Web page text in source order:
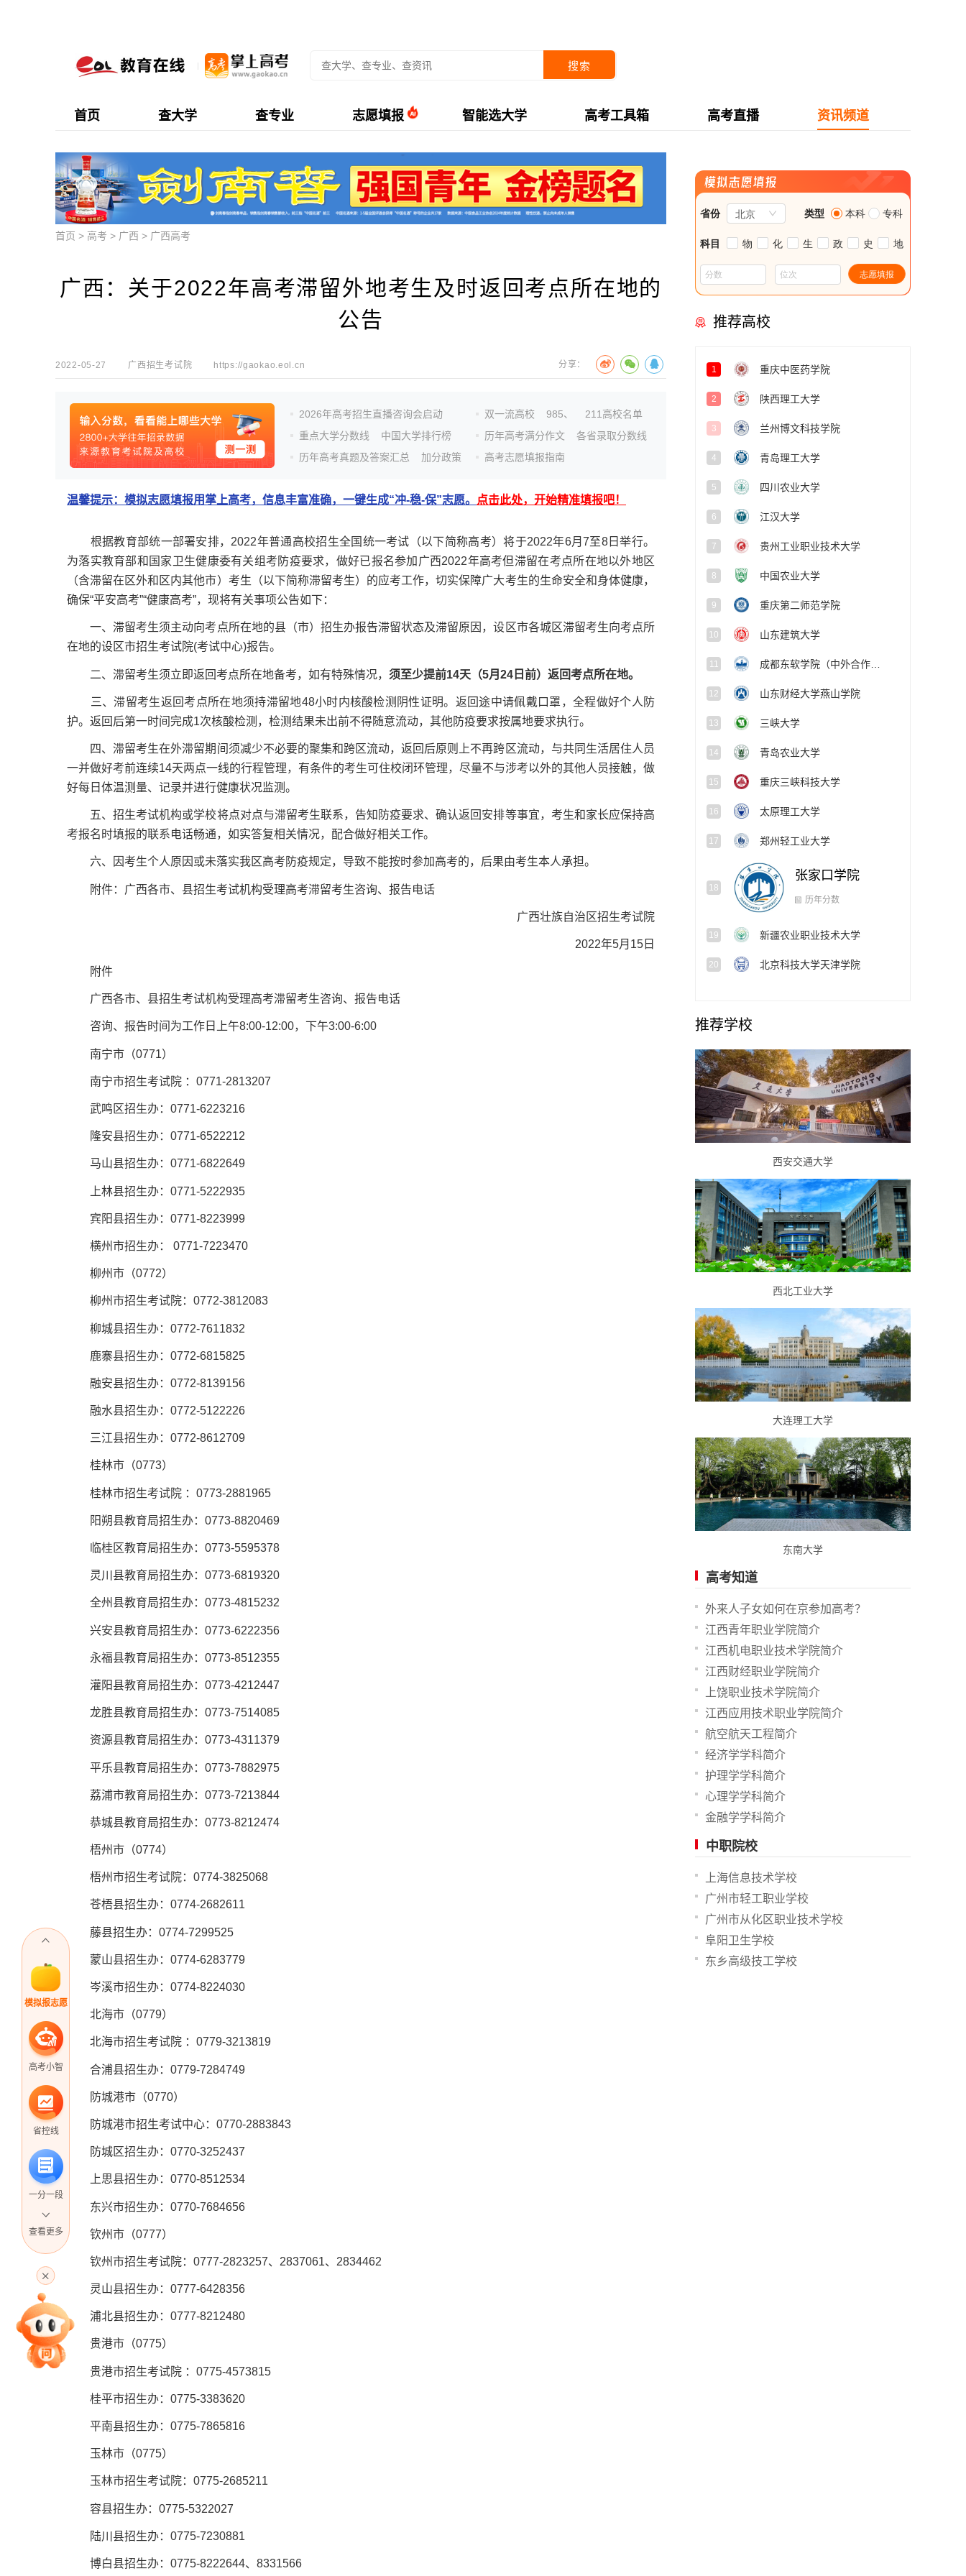
搜索
首页 查大学 查专业 志愿填报 智能选大学 高考工具箱 高考直播 资讯频道
模拟报志愿
高考小智
省控线
一分一段
专家指导课
查看更多
首页 > 高考 > 广西 > 广西高考
广西：关于2022年高考滞留外地考生及时返回考点所在地的
公告
2022-05-27 广西招生考试院 https://gaokao.eol.cn 分享：
2026年高考招生直播咨询会启动
重点大学分数线
中国大学排行榜
历年高考真题及答案汇总
加分政策
双一流高校 985、
211高校名单
历年高考满分作文
各省录取分数线
高考志愿填报指南
温馨提示：模拟志愿填报用掌上高考，信息丰富准确，一键生成“冲-稳-保”志愿。 点击此处，开始精准填报吧！
根据教育部统一部署安排，2022年普通高校招生全国统一考试（以下简称高考）将于2022年6月7至8日举行。
为落实教育部和国家卫生健康委有关组考防疫要求，做好已报名参加广西2022年高考但滞留在考点所在地以外地区
（含滞留在区外和区内其他市）考生（以下简称滞留考生）的应考工作，切实保障广大考生的生命安全和身体健康，
确保“平安高考”“健康高考”，现将有关事项公告如下：
一、滞留考生须主动向考点所在地的县（市）招生办报告滞留状态及滞留原因，设区市各城区滞留考生向考点所
在地的设区市招生考试院(考试中心)报告。
二、滞留考生须立即返回考点所在地备考，如有特殊情况， 须至少提前14天（5月24日前）返回考点所在地。
三、滞留考生返回考点所在地须持滞留地48小时内核酸检测阴性证明。返回途中请佩戴口罩，全程做好个人防
护。返回后第一时间完成1次核酸检测，检测结果未出前不得随意流动，其他防疫要求按属地要求执行。
四、滞留考生在外滞留期间须减少不必要的聚集和跨区流动，返回后原则上不再跨区流动，与共同生活居住人员
一并做好考前连续14天两点一线的行程管理，有条件的考生可住校闭环管理，尽量不与涉考以外的其他人员接触，做
好每日体温测量、记录并进行健康状况监测。
五、招生考试机构或学校将点对点与滞留考生联系，告知防疫要求、确认返回安排等事宜，考生和家长应保持高
考报名时填报的联系电话畅通，如实答复相关情况，配合做好相关工作。
六、因考生个人原因或未落实我区高考防疫规定，导致不能按时参加高考的，后果由考生本人承担。
附件：广西各市、县招生考试机构受理高考滞留考生咨询、报告电话
广西壮族自治区招生考试院
2022年5月15日
附件
广西各市、县招生考试机构受理高考滞留考生咨询、报告电话
咨询、报告时间为工作日上午8:00-12:00，下午3:00-6:00
南宁市（0771）
南宁市招生考试院 ：0771-2813207
武鸣区招生办：0771-6223216
隆安县招生办：0771-6522212
马山县招生办：0771-6822649
上林县招生办：0771-5222935
宾阳县招生办：0771-8223999
横州市招生办： 0771-7223470
柳州市（0772）
柳州市招生考试院：0772-3812083
柳城县招生办：0772-7611832
鹿寨县招生办：0772-6815825
融安县招生办：0772-8139156
融水县招生办：0772-5122226
三江县招生办：0772-8612709
桂林市（0773）
桂林市招生考试院 ：0773-2881965
阳朔县教育局招生办：0773-8820469
临桂区教育局招生办：0773-5595378
灵川县教育局招生办：0773-6819320
全州县教育局招生办：0773-4815232
兴安县教育局招生办：0773-6222356
永福县教育局招生办：0773-8512355
灌阳县教育局招生办：0773-4212447
龙胜县教育局招生办：0773-7514085
资源县教育局招生办：0773-4311379
平乐县教育局招生办：0773-7882975
荔浦市教育局招生办：0773-7213844
恭城县教育局招生办：0773-8212474
梧州市（0774）
梧州市招生考试院：0774-3825068
苍梧县招生办：0774-2682611
藤县招生办：0774-7299525
蒙山县招生办：0774-6283779
岑溪市招生办：0774-8224030
北海市（0779）
北海市招生考试院 ：0779-3213819
合浦县招生办：0779-7284749
防城港市（0770）
防城港市招生考试中心：0770-2883843
防城区招生办：0770-3252437
上思县招生办：0770-8512534
东兴市招生办：0770-7684656
钦州市（0777）
钦州市招生考试院：0777-2823257、2837061、2834462
灵山县招生办：0777-6428356
浦北县招生办：0777-8212480
贵港市（0775）
贵港市招生考试院 ：0775-4573815
桂平市招生办：0775-3383620
平南县招生办：0775-7865816
玉林市（0775）
玉林市招生考试院：0775-2685211
容县招生办：0775-5322027
陆川县招生办：0775-7230881
博白县招生办：0775-8222644、8331566
推荐高校
1 重庆中医药学院
2 陕西理工大学
3 兰州博文科技学院
4 青岛理工大学
5 四川农业大学
6 江汉大学
7 贵州工业职业技术大学
8 中国农业大学
9 重庆第二师范学院
10 山东建筑大学
11
12 山东财经大学燕山学院
13 三峡大学
14 青岛农业大学
15 重庆三峡科技大学
16 太原理工大学
17 郑州轻工业大学
张家口学院
历年分数
20 北京科技大学天津学院
推荐学校
西安交通大学
西北工业大学
大连理工大学
东南大学
高考知道
外来人子女如何在京参加高考？
江西青年职业学院简介
江西机电职业技术学院简介
江西财经职业学院简介
上饶职业技术学院简介
江西应用技术职业学院简介
航空航天工程简介
经济学学科简介
护理学学科简介
心理学学科简介
金融学学科简介
中职院校
上海信息技术学校
广州市轻工职业学校
广州市从化区职业技术学校
阜阳卫生学校
东乡高级技工学校